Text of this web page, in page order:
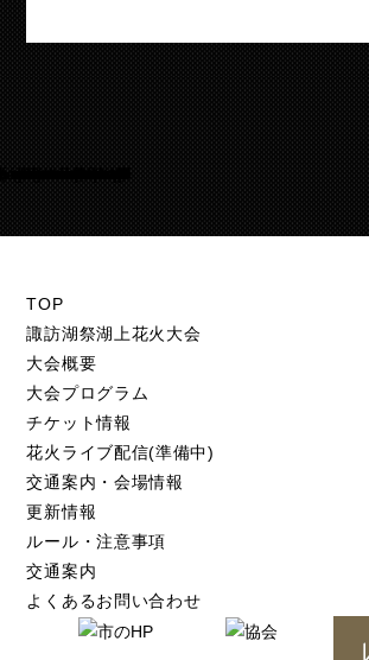
Warning/home/suwakohanabi/suwako-hanabi.com/public_html/test.suwako-hanabi.com/wp-content/themes/suwako-hanabi_2018/footer.php105
TOP
諏訪湖祭湖上花火大会
大会概要
大会プログラム
チケット情報
花火ライブ配信(準備中)
交通案内・会場情報
更新情報
ルール・注意事項
交通案内
よくあるお問い合わせ